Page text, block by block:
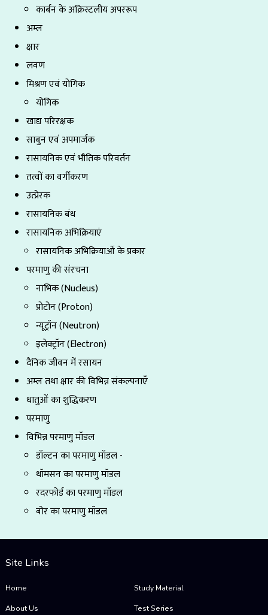
कार्बन के अक्रिस्टलीय अपररूप
अम्ल
क्षार
लवण
मिश्रण एवं योगिक
योगिक
खाद्य परिरक्षक
साबुन एवं अपमार्जक
रासायनिक एवं भौतिक परिवर्तन
तत्वों का वर्गीकरण
उत्प्रेरक
रासायनिक बंध
रासायनिक अभिक्रियाएं
रासायनिक अभिक्रियाओं के प्रकार
परमाणु की संरचना
नाभिक (Nucleus)
प्रोटोन (Proton)
न्यूट्रॉन (Neutron)
इलेक्ट्रॉन (Electron)
दैनिक जीवन में रसायन
अम्ल तथा क्षार की विभिन्न संकल्पनाएँ
धातुओं का शुद्धिकरण
परमाणु
विभिन्न परमाणु मॉडल
डॉल्टन का परमाणु मॉडल -
थॉमसन का परमाणु मॉडल
रदरफोर्ड का परमाणु मॉडल
बोर का परमाणु मॉडल
Site Links
Home
About Us
Study Material
Test Series